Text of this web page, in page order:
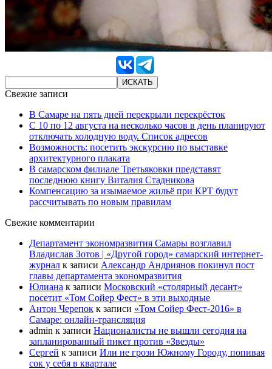
Свежие записи
В Самаре на пять дней перекрыли перекрёсток
С 10 по 12 августа на несколько часов в день планируют
отключать холодную воду. Список адресов
Возможность: посетить экскурсию по выставке
архитектурного плаката
В самарском филиале Третьяковки представят
последнюю книгу Виталия Стадникова
Компенсацию за изымаемое жильё при КРТ будут
рассчитывать по новым правилам
Свежие комментарии
Департамент экономразвития Самары возглавил
Владислав Зотов | «Другой город» самарский интернет-
журнал к записи Александр Андриянов покинул пост
главы департамента экономразвития
Юлиана к записи Московский «столярный десант»
посетит «Том Сойер Фест» в эти выходные
Антон Черепок к записи «Том Сойер Фест-2016» в
Самаре: онлайн-трансляция
admin к записи Националисты не вышли сегодня на
запланированный пикет против «Звезды»
Сергей к записи Или не грози Южному Городу, попивая
сок у себя в квартале